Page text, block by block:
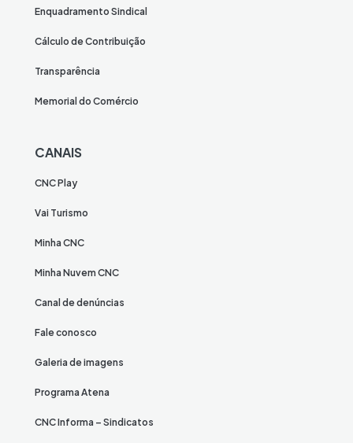
Enquadramento Sindical
Cálculo de Contribuição
Transparência
Memorial do Comércio
CANAIS
CNC Play
Vai Turismo
Minha CNC
Minha Nuvem CNC
Canal de denúncias
Fale conosco
Galeria de imagens
Programa Atena
CNC Informa – Sindicatos